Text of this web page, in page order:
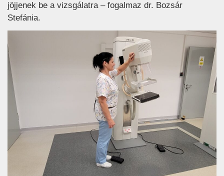
jöjjenek be a vizsgálatra – fogalmaz dr. Bozsár
Stefánia.